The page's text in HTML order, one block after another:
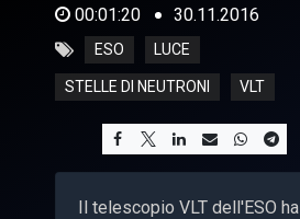
00:01:20 30.11.2016
ESO LUCE
STELLE DI NEUTRONI VLT
Il telescopio VLT dell'ESO ha